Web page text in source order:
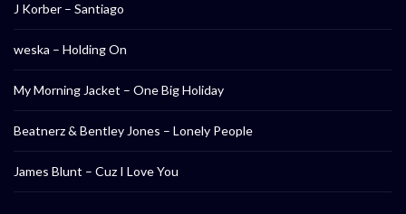
J Korber – Santiago
weska – Holding On
My Morning Jacket – One Big Holiday
Beatnerz & Bentley Jones – Lonely People
James Blunt – Cuz I Love You